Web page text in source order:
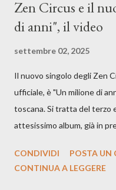
Zen Circus e il
di anni", il video
settembre 02, 2025
Il nuovo singolo degli Zen
ufficiale, è "Un milione di
toscana. Si tratta del terzo
attesissimo album, già in
Records. GUARDA IL
CONDIVIDI
POSTA UN
CONTINUA A LEGGERE